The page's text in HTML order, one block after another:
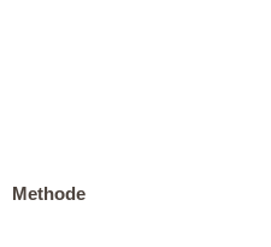
Methode